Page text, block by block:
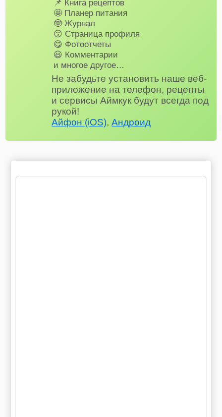
📌 Книга рецептов
🤩 Планер питания
🤓 Журнал
😗 Страница профиля
😋 Фотоотчеты
😃 Комментарии
и многое другое…
Не забудьте установить наше веб-
приложение на телефон, рецепты
и сервисы Аймкук будут всегда под
рукой!
Айфон (iOS),Андроид